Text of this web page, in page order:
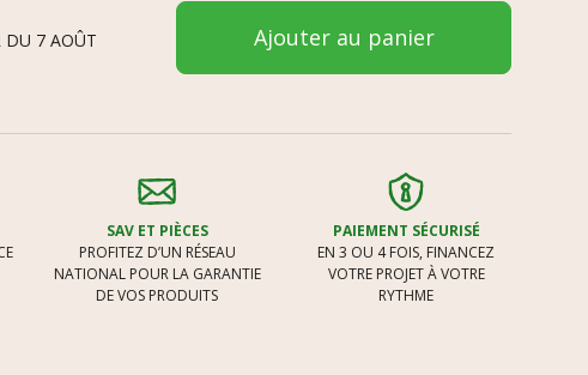
DU 7 AOÛT
Ajouter au panier
SAV ET PIÈCES
PROFITEZ D’UN RÉSEAU
NATIONAL POUR LA GARANTIE
DE VOS PRODUITS
PAIEMENT SÉCURISÉ
EN 3 OU 4 FOIS, FINANCEZ
VOTRE PROJET À VOTRE
RYTHME